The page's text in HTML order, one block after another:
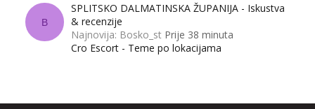
B
SPLITSKO DALMATINSKA ŽUPANIJA - Iskustva
& recenzije
Najnovija: Bosko_st Prije 38 minuta
Cro Escort - Teme po lokacijama